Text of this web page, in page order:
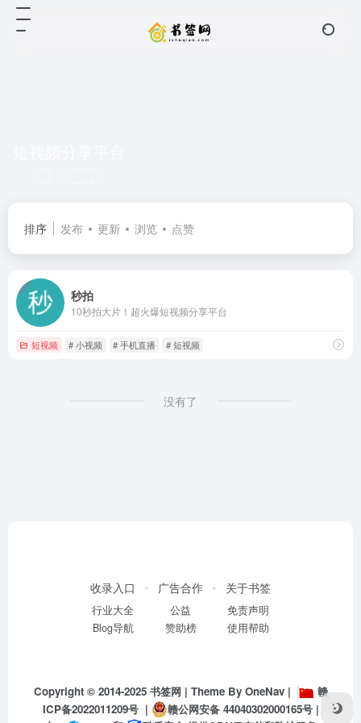
排序 发布 更新 浏览 点赞
秒拍
10秒拍大片！超火爆短视频分享平台
短视频 # 小视频 # 手机直播 # 短视频
没有了
收录入口
行业大全
Blog导航
广告合作
公益
赞助榜
关于书签
免责声明
使用帮助
Copyright © 2014-2025 书签网 | Theme By OneNav|
赣
ICP备2022011209号| 赣公网安备 44040302000165号|